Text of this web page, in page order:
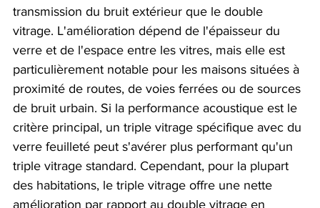
transmission du bruit extérieur que le double
vitrage. L'amélioration dépend de l'épaisseur du
verre et de l'espace entre les vitres, mais elle est
particulièrement notable pour les maisons situées à
proximité de routes, de voies ferrées ou de sources
de bruit urbain. Si la performance acoustique est le
critère principal, un triple vitrage spécifique avec du
verre feuilleté peut s'avérer plus performant qu'un
triple vitrage standard. Cependant, pour la plupart
des habitations, le triple vitrage offre une nette
amélioration par rapport au double vitrage en